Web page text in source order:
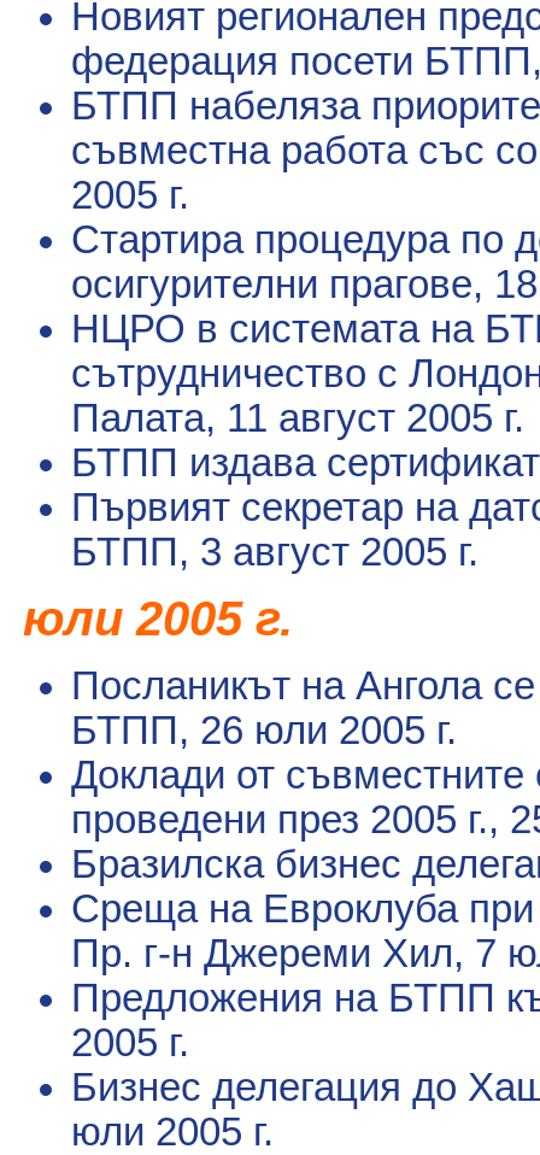
Новият регионален
федерация посети БТПП
БТПП набеляза
съвместна работа със
2005 г.
Стартира процедура по
осигурителни прагове,
НЦРО в системата на
сътрудничество с
Палата, 11 август 2005 г.
БТПП издава
Първият секретар на
БТПП, 3 август 2005 г.
юли 2005 г.
Посланикът на Ангола
БТПП, 26 юли 2005 г.
Доклади от
проведени през 2005 г.,
Бразилска бизнес
Среща на Евроклуба
Пр. г-н Джереми Хил, 7
Предложения на БТПП
2005 г.
Бизнес делегация до
юли 2005 г.